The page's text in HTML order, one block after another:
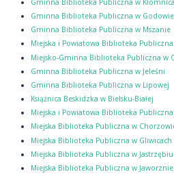
Gminna Biblioteka Publiczna w Godowie
Gminna Biblioteka Publiczna w Mszanie
Miejska i Powiatowa Biblioteka
Miejsko-Gminna Biblioteka Publiczna w
Gminna Biblioteka Publiczna w Jeleśni
Gminna Biblioteka Publiczna w Lipowej
Książnica Beskidzka w Bielsku-Białej
Miejska i Powiatowa Biblioteka
Miejska Biblioteka Publiczna w
Miejska Biblioteka Publiczna w Gliwicach
Miejska Biblioteka Publiczna w
Miejska Biblioteka Publiczna w Jaworznie